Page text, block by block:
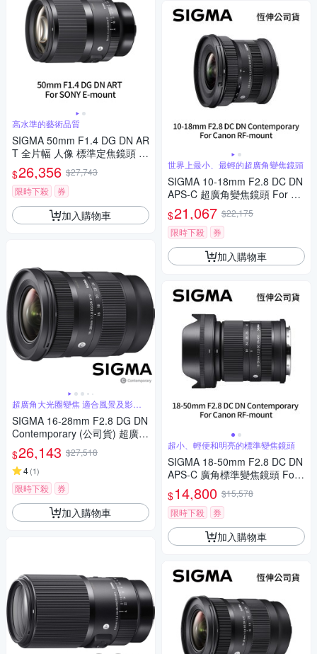
高水準的藝術品質
SIGMA 50mm F1.4 DG DN AR
T 全片幅 人像 標準定焦鏡頭 F
or SONY E-mount (公司貨)
$26,356 $27,743
限時下殺
券
加入購物車
超廣角大光圈變焦 適合風景及影片
錄製
SIGMA 16-28mm F2.8 DG DN
Contemporary (公司貨) 超廣角
大光圈變焦鏡 全片幅微單眼鏡
頭
$26,143 $27,518
4(1)
限時下殺 券
加入購物車
世界上最小、最輕的超廣角變焦鏡頭
SIGMA 10-18mm F2.8 DC DN
APS-C 超廣角變焦鏡頭 For Ca
non RF-mount (公司貨)
$21,067 $22,175
限時下殺
券
加入購物車
超小、輕便和明亮的標準變焦鏡頭
SIGMA 18-50mm F2.8 DC DN
APS-C 廣角標準變焦鏡頭 For
Canon RF-mount (公司貨)
$14,800 $15,578
限時下殺
券
加入購物車